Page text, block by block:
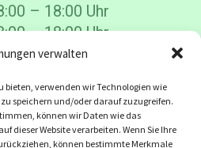
verwalten
bieten, verwenden wir Technologien wie
speichern und/oder darauf zuzugreifen.
können wir Daten wie das
dieser Website verarbeiten. Wenn Sie Ihre
können bestimmte Merkmale
– 18:00 Uhr
– 18:00 Uhr
– 18:00 Uhr